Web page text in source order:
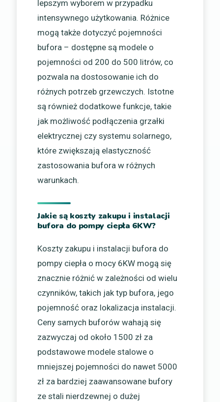
lepszym wyborem w przypadku
intensywnego użytkowania. Różnice
mogą także dotyczyć pojemności
bufora – dostępne są modele o
pojemności od 200 do 500 litrów, co
pozwala na dostosowanie ich do
różnych potrzeb grzewczych. Istotne
są również dodatkowe funkcje, takie
jak możliwość podłączenia grzałki
elektrycznej czy systemu solarnego,
które zwiększają elastyczność
zastosowania bufora w różnych
warunkach.
Jakie są koszty zakupu i instalacji
bufora do pompy ciepła 6KW?
Koszty zakupu i instalacji bufora do
pompy ciepła o mocy 6KW mogą się
znacznie różnić w zależności od wielu
czynników, takich jak typ bufora, jego
pojemność oraz lokalizacja instalacji.
Ceny samych buforów wahają się
zazwyczaj od około 1500 zł za
podstawowe modele stalowe o
mniejszej pojemności do nawet 5000
zł za bardziej zaawansowane bufory
ze stali nierdzewnej o dużej